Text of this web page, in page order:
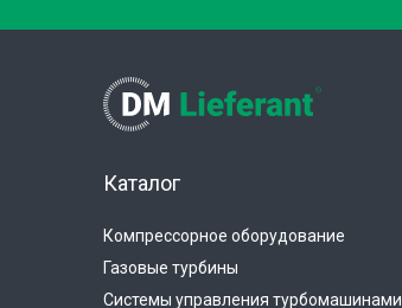
Каталог
Компрессорное оборудование
Газовые турбины
Системы управления турбомашинами